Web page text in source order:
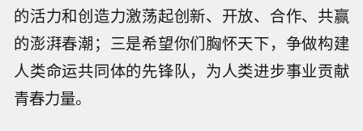
的活力和创造力激荡起创新、开放、合作、共赢
的澎湃春潮；三是希望你们胸怀天下，争做构建
人类命运共同体的先锋队，为人类进步事业贡献
青春力量。